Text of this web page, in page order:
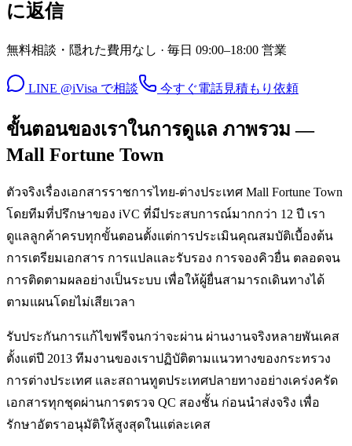
に返信
無料相談・隠れた費用なし · 毎日 09:00–18:00 営業
LINE @iVisa で相談 今すぐ電話見積もり依頼
ขั้นตอนของเราในการดูแล ภาพรวม —
Mall Fortune Town
ตัวจริงเรื่องเอกสารราชการไทย-ต่างประเทศ Mall Fortune Town
โดยทีมที่ปรึกษาของ iVC ที่มีประสบการณ์มากกว่า 12 ปี เรา
ดูแลลูกค้าครบทุกขั้นตอนตั้งแต่การประเมินคุณสมบัติเบื้องต้น
การเตรียมเอกสาร การแปลและรับรอง การจองคิวยื่น ตลอดจน
การติดตามผลอย่างเป็นระบบ เพื่อให้ผู้ยื่นสามารถเดินทางได้
ตามแผนโดยไม่เสียเวลา
รับประกันการแก้ไขฟรีจนกว่าจะผ่าน ผ่านงานจริงหลายพันเคส
ตั้งแต่ปี 2013 ทีมงานของเราปฏิบัติตามแนวทางของกระทรวง
การต่างประเทศ และสถานทูตประเทศปลายทางอย่างเคร่งครัด
เอกสารทุกชุดผ่านการตรวจ QC สองชั้น ก่อนนำส่งจริง เพื่อ
รักษาอัตราอนุมัติให้สูงสุดในแต่ละเคส